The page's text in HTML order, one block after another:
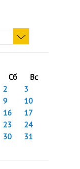
Сб
Вс
2
3
9
10
16
17
23
24
30
31